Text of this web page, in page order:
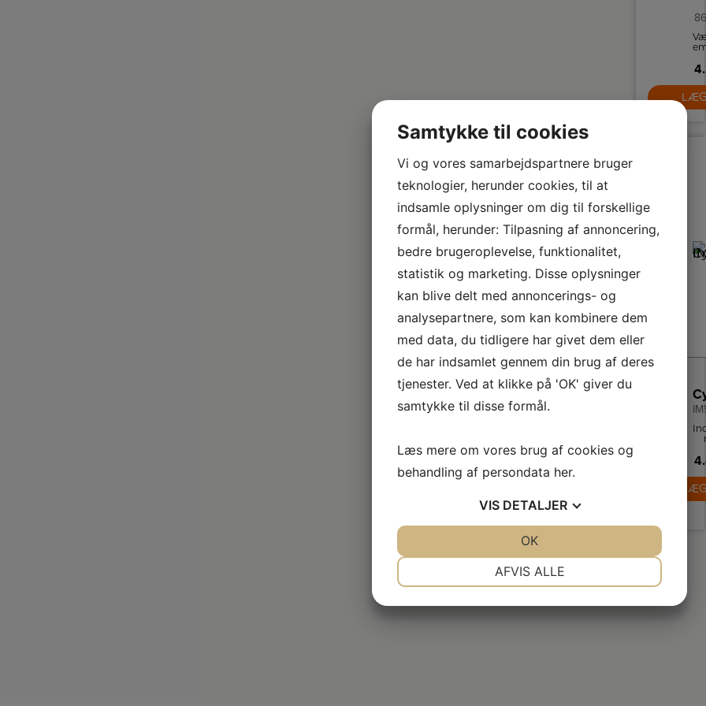
Samtykke til cookies
Vi og vores samarbejdspartnere bruger
teknologier, herunder cookies, til at
indsamle oplysninger om dig til forskellige
formål, herunder: Tilpasning af annoncering,
bedre brugeroplevelse, funktionalitet,
statistik og marketing. Disse oplysninger
kan blive delt med annoncerings- og
analysepartnere, som kan kombinere dem
med data, du tidligere har givet dem eller
de har indsamlet gennem din brug af deres
tjenester. Ved at klikke på 'OK' giver du
samtykke til disse formål.
Læs mere om vores brug af cookies og
behandling af persondata her.
VIS DETALJER
AFVIS ALLE
OK